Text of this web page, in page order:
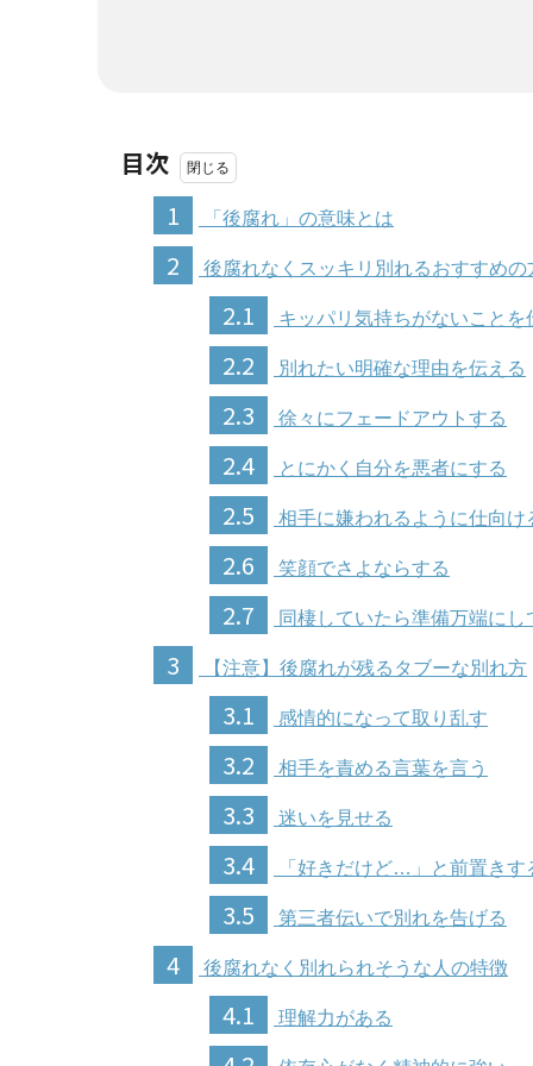
目次
1
「後腐れ」の意味とは
2 後腐れなくスッキリ別れるおすすめの
2.1 キッパリ気持ちがないことを
2.2 別れたい明確な理由を伝える
2.3 徐々にフェードアウトする
2.4 とにかく自分を悪者にする
2.5 相手に嫌われるように仕向け
2.6 笑顔でさよならする
2.7 同棲していたら準備万端にし
3 【注意】後腐れが残るタブーな別れ方
3.1 感情的になって取り乱す
3.2 相手を責める言葉を言う
3.3 迷いを見せる
3.4 「好きだけど…」と前置きす
3.5 第三者伝いで別れを告げる
4 後腐れなく別れられそうな人の特徴
4.1 理解力がある